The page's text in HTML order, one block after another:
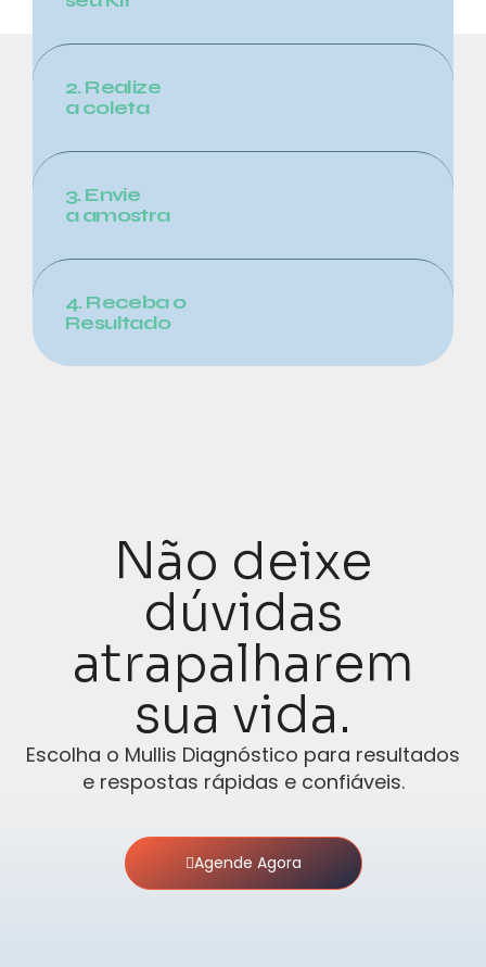
2. Realize
a coleta
3. Envie
a amostra
4. Receba o
Resultado
Não deixe
dúvidas
atrapalharem
sua vida.
Escolha o Mullis Diagnóstico para resultados
e respostas rápidas e confiáveis.
Agende Agora